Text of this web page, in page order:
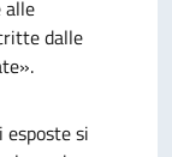
alle
dalle
si